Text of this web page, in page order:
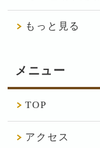
もっと見る
メニュー
TOP
アクセス